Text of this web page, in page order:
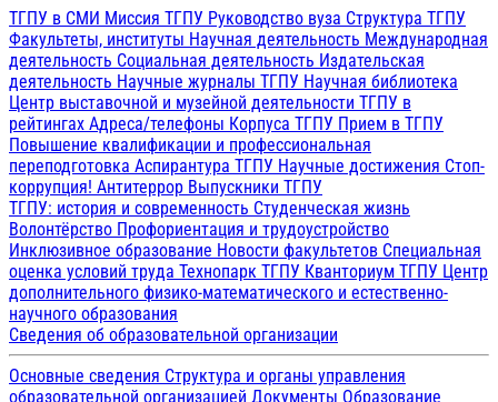
ТГПУ в СМИ Миссия ТГПУ Руководство вуза Структура ТГПУ
Факультеты, институты Научная деятельность Международная
деятельность Социальная деятельность Издательская
деятельность Научные журналы ТГПУ Научная библиотека
Центр выставочной и музейной деятельности ТГПУ в
рейтингах Адреса/телефоны Корпуса ТГПУ Прием в ТГПУ
Повышение квалификации и профессиональная
переподготовка Аспирантура ТГПУ Научные достижения Стоп-
коррупция! Антитеррор Выпускники ТГПУ
ТГПУ: история и современность Студенческая жизнь
Волонтёрство Профориентация и трудоустройство
Инклюзивное образование Новости факультетов Специальная
оценка условий труда Технопарк ТГПУ Кванториум ТГПУ Центр
дополнительного физико-математического и естественно-
научного образования
Сведения об образовательной организации
Основные сведения Структура и органы управления
образовательной организацией Документы Образование